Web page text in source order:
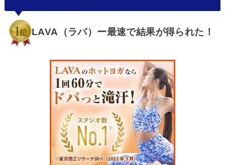
LAVA（ラバ）ー最速で結果が得られた！